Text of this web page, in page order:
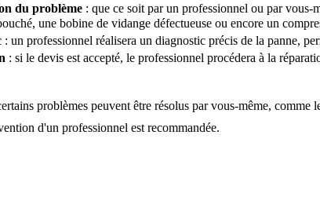
du problème : que ce soit par un professionnel ou par vous-
une bobine de vidange défectueuse ou encore un
: un professionnel réalisera un diagnostic précis de la panne,
: si le devis est accepté, le professionnel procédera à la
problèmes peuvent être résolus par vous-même,
d'un professionnel est recommandée.